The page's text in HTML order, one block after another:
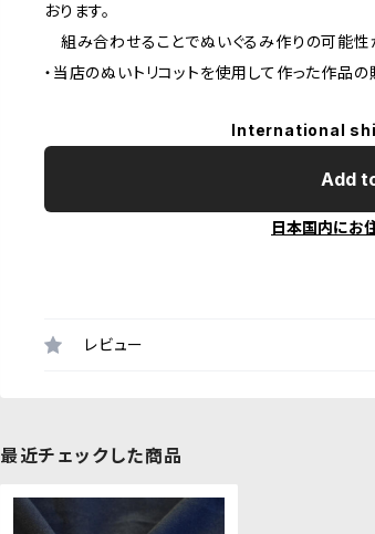
おります。
組み合わせることでぬいぐるみ作りの可能性
・当店のぬいトリコットを使用して作った作品
International
Add
日本国内にお
レビュー
最近チェックした商品